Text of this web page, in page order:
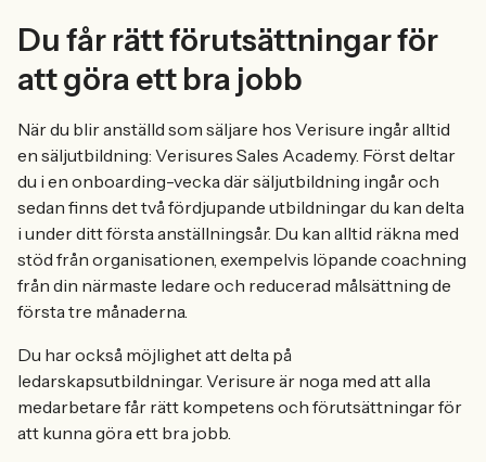
Du får rätt förutsättningar för
att göra ett bra jobb
När du blir anställd som säljare hos Verisure ingår alltid
en säljutbildning: Verisures Sales Academy. Först deltar
du i en onboarding-vecka där säljutbildning ingår och
sedan finns det två fördjupande utbildningar du kan delta
i under ditt första anställningsår. Du kan alltid räkna med
stöd från organisationen, exempelvis löpande coachning
från din närmaste ledare och reducerad målsättning de
första tre månaderna.
Du har också möjlighet att delta på
ledarskapsutbildningar. Verisure är noga med att alla
medarbetare får rätt kompetens och förutsättningar för
att kunna göra ett bra jobb.